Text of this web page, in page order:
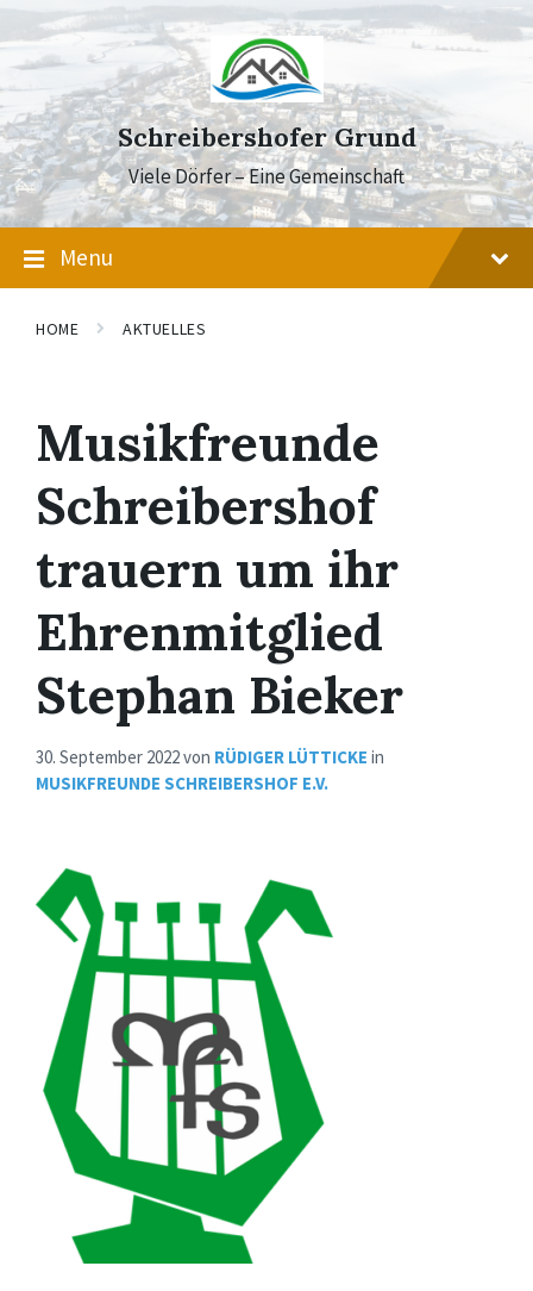
content
main
navigation
footer
Schreibershofer Grund
Viele Dörfer – Eine Gemeinschaft
Menu
HOME AKTUELLES
Musikfreunde
Schreibershof
trauern um ihr
Ehrenmitglied
Stephan Bieker
30. September 2022von RÜDIGER LÜTTICKE in
MUSIKFREUNDE SCHREIBERSHOF E.V.